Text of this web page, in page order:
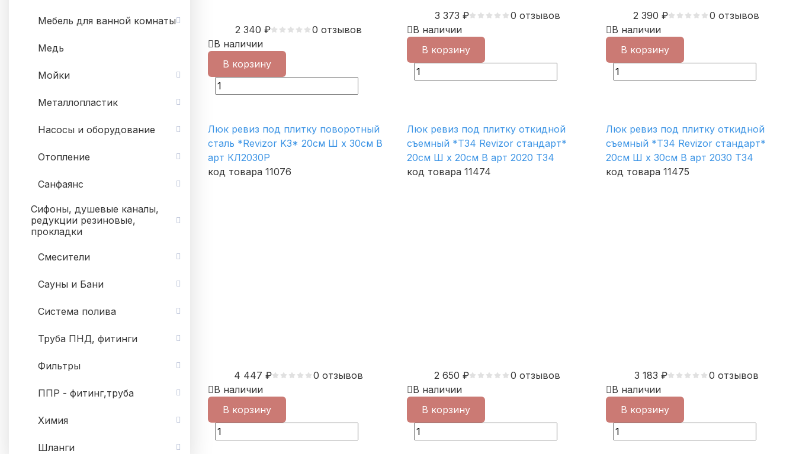
Мебель для ванной комнаты
Медь
Мойки
Металлопластик
Насосы и оборудование
Отопление
Санфаянс
Сифоны, душевые каналы,
редукции резиновые,
прокладки
Смесители
Сауны и Бани
Система полива
Труба ПНД, фитинги
Фильтры
ППР - фитинг,труба
Химия
Шланги
2 340 ₽
0 отзывов
В наличии
В корзину
3 373 ₽
0 отзывов
В наличии
В корзину
2 390 ₽
0 отзывов
В наличии
В корзину
Люк ревиз под плитку поворотный
сталь *Revizor K3* 20см Ш х 30см В
арт КЛ2030Р
код товара 11076
4 447 ₽
0 отзывов
В наличии
В корзину
Люк ревиз под плитку откидной
съемный *Т34 Revizor стандарт*
20см Ш х 20см В арт 2020 Т34
код товара 11474
2 650 ₽
0 отзывов
В наличии
В корзину
Люк ревиз под плитку откидной
съемный *Т34 Revizor стандарт*
20см Ш х 30см В арт 2030 Т34
код товара 11475
3 183 ₽
0 отзывов
В наличии
В корзину